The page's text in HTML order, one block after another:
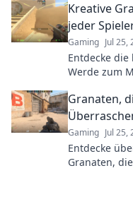
Schlachtfeld!
Kreative
jeder
Gaming Jul 25,
Entdecke die
Werde zum
muss!
Granaten,
Gaming Jul 25,
Entdecke
Granaten,